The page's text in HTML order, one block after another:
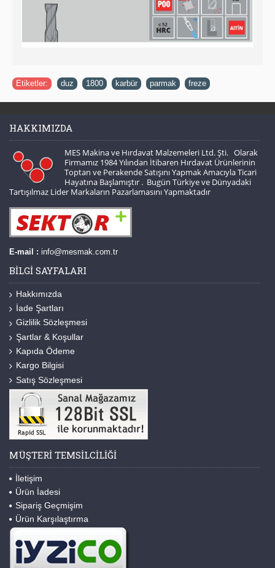
Etiketler: duz 1800 karbür parmak freze
HAKKIMIZDA
MES Makina ve Hırdavat Malzemeleri Ltd. Şti. Olarak
Firmamız 1984 Yılından İtibaren Hırdavat Ürünlerinin
Toptan ve Perakende Satışını Yapmak Amacıyla Ticari
Hayatına Başlamıştır . Bugün Türkiye ve Dünyadaki
Tartışılmaz Lider Markaların Pazarlamasını Yapmaktadır
E-mail : info@mesmak.com.tr
BILGI SAYFALARI
Hakkımızda
İade Şartları
Gizlilik Sözleşmesi
Şartlar & Koşullar
Kapıda Ödeme
Kargo Bilgisi
Satış Sözleşmesi
MÜŞTERI TEMSILCILIĞI
İletişim
Ürün İadesi
Sipariş Geçmişim
Ürün Karşılaştırma